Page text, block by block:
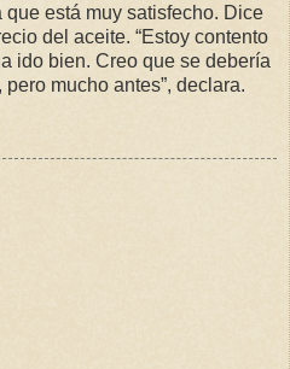
está muy satisfecho. Dice
del aceite. “Estoy contento
ido bien. Creo que se debería
mucho antes”, declara.